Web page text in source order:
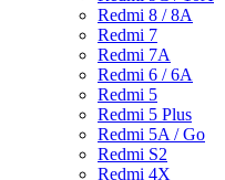
Redmi 8 / 8A
Redmi 7
Redmi 7A
Redmi 6 / 6A
Redmi 5
Redmi 5 Plus
Redmi 5A / Go
Redmi S2
Redmi 4X